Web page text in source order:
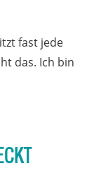
fast jede
das. Ich bin